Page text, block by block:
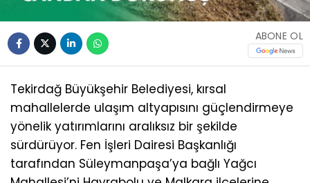
ABONE OL
Tekirdağ Büyükşehir Belediyesi, kırsal
mahallelerde ulaşım altyapısını güçlendirmeye
yönelik yatırımlarını aralıksız bir şekilde
sürdürüyor. Fen İşleri Dairesi Başkanlığı
tarafından Süleymanpaşa’ya bağlı Yağcı